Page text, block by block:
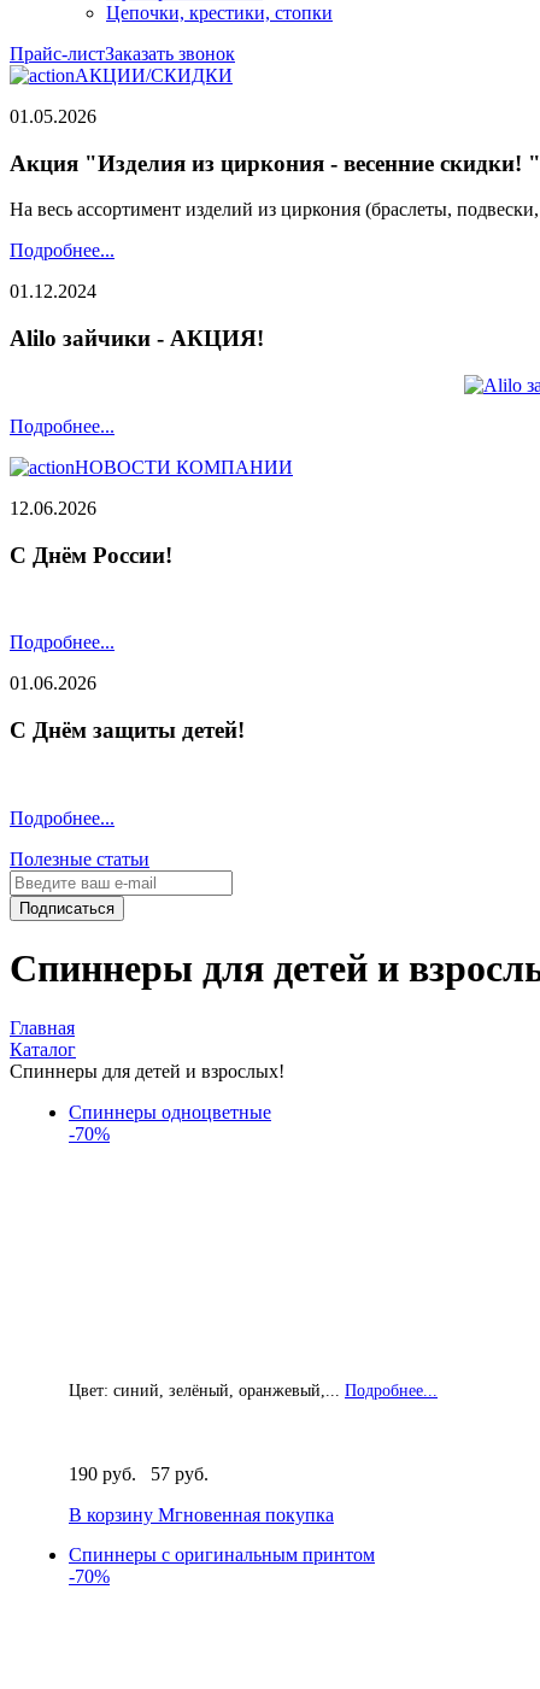
Цепочки, крестики, стопки
Прайс-листЗаказать звонок
АКЦИИ/СКИДКИ
01.05.2026
Акция "Изделия из циркония - весенние скидки! "
На весь ассортимент изделий из циркония (браслеты,
Подробнее...
01.12.2024
Alilo зайчики - АКЦИЯ!
Подробнее...
НОВОСТИ КОМПАНИИ
12.06.2026
С Днём России!
Подробнее...
01.06.2026
С Днём защиты детей!
Подробнее...
Полезные статьи
Подписаться
Спиннеры для детей и
Главная
Каталог
Спиннеры для детей и взрослых!
Спиннеры одноцветные
-70%
Цвет: синий, зелёный, оранжевый,... Подробнее...
190 руб.
57 руб.
В корзину Мгновенная покупка
Спиннеры с оригинальным принтом
-70%